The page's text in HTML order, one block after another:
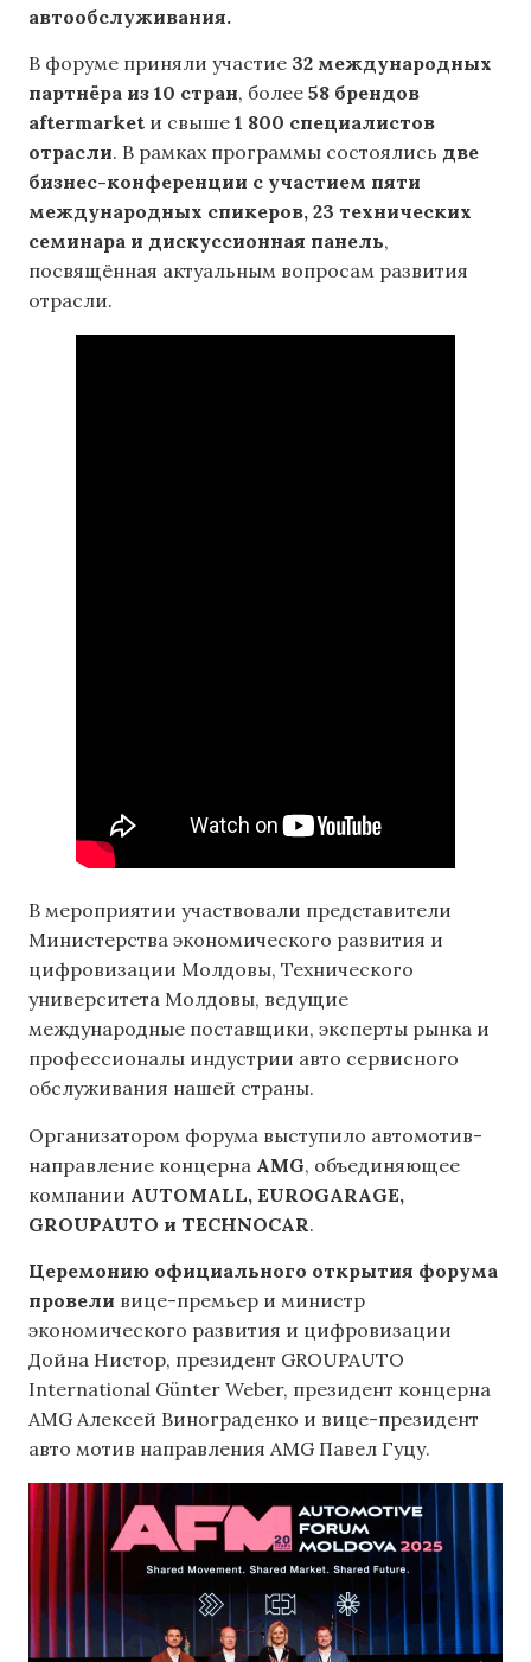
автообслуживания.
В форуме приняли участие 32 международных
партнёра из 10 стран, более 58 брендов
aftermarket и свыше 1 800 специалистов
отрасли. В рамках программы состоялись две
бизнес-конференции с участием пяти
международных спикеров, 23 технических
семинара и дискуссионная панель,
посвящённая актуальным вопросам развития
отрасли.
В мероприятии участвовали представители
Министерства экономического развития и
цифровизации Молдовы, Технического
университета Молдовы, ведущие
международные поставщики, эксперты рынка и
профессионалы индустрии авто сервисного
обслуживания нашей страны.
Организатором форума выступило автомотив-
направление концерна AMG, объединяющее
компании AUTOMALL, EUROGARAGE,
GROUPAUTO и TECHNOCAR.
Церемонию официального открытия форума
провели вице-премьер и министр
экономического развития и цифровизации
Дойна Нистор, президент GROUPAUTO
International Günter Weber, президент концерна
AMG Алексей Винограденко и вице-президент
авто мотив направления AMG Павел Гуцу.